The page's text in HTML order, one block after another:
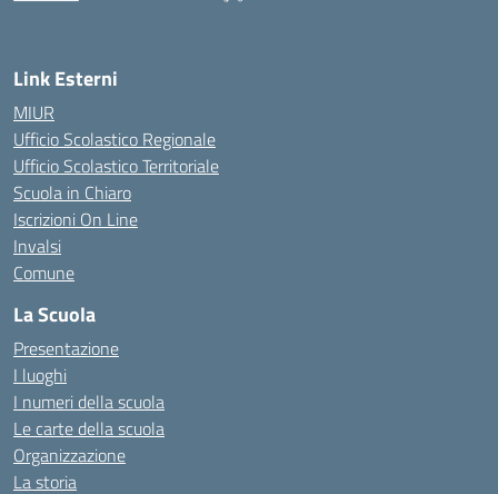
Link Esterni
MIUR
Ufficio Scolastico Regionale
Ufficio Scolastico Territoriale
Scuola in Chiaro
Iscrizioni On Line
Invalsi
Comune
La Scuola
Presentazione
I luoghi
I numeri della scuola
Le carte della scuola
Organizzazione
La storia